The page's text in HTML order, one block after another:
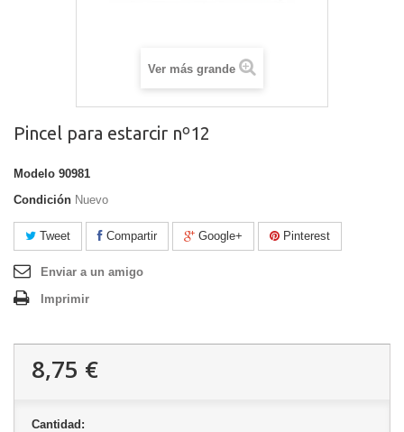
Ver más grande
Pincel para estarcir nº12
Modelo 90981
Condición Nuevo
Tweet Compartir Google+ Pinterest
Enviar a un amigo
Imprimir
8,75 €
Cantidad: